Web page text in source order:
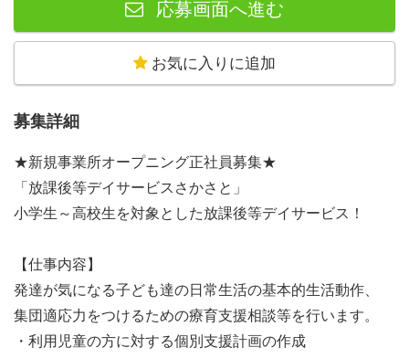
応募画面へ進む
お気に入りに追加
募集詳細
★新規事業所オープニング正社員募集★
「放課後等デイサービスさかさと」
小学生～高校生を対象とした放課後等デイサービス！
【仕事内容】
発達が気になる子ども達の日常生活の基本的生活動作、
集団適応力をつけるための療育支援相談等を行います。
・利用児童の方に対する個別支援計画の作成